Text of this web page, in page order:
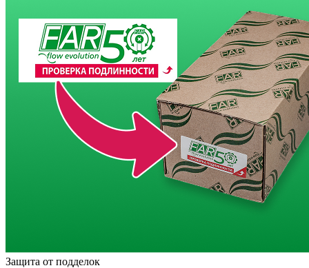
Защита от подделок